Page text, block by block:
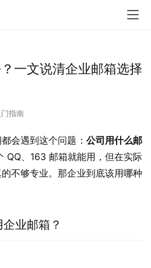
一文说清企业邮箱选择
门指南
会遇到这个问题： 公司用什么邮
QQ、163 邮箱就能用，但在实际
不够专业。那企业到底该用哪种
业邮箱？